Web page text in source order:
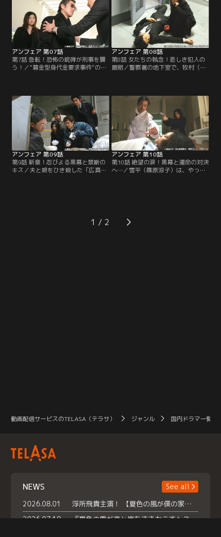
た。そんな中、雪平の娘・美央（向
井地美音）が誘拐された。雪平は上
司・安本（志賀廣太郎）に事実を伝
え極秘捜査を始める。しかし…。
関係者という線が浮上していた。夜
が明けた頃、犯人から雪平の携帯に
電話が入り「午前7時、東京タワー
下にある公衆電話へ行け」と告げ
る…。
アンフェア 第07話
第7話 急転！恐怖の銃弾が刑事を襲
う！／“募金型身代金要求事件”の犯
ろ、雪平（篠原涼子）の口座に募金
が続々と集まり、要求額の12億円を
突破した。すると今度は、集まった
金で「広真建設」の株を買えとの指
示が…。
アンフェア 第08話
第8話 女たちの執念！悲しき犯人の
最期／警察署の地下室で、牧村（木
雅也）は、犯人が警察内部の者で、
雪平の娘・美央（向井地美音）と牧
村の誘拐事件にも関連している可能
性が高いと推測する。
アンフェア 第09話
第9話 新章！忍びよる黒幕と禁断の
キス／夫と娘をひき殺した「広真建
設」の社長・広田（伊藤洋三郎）
真犯人は誘拐事件の共犯者だと断
定。警察内部の犯行という可能性が
アンフェア 第10話
第10話 絶望の涙！黒幕と運命の対決
へ…／雪平（篠原涼子）は、やって
きた蓮見のマンションで首を絞めら
官・三上（加藤雅也）から、連続殺
人事件の犯人が同一犯であることな
1
動画配信サービスのTELASA（テラサ） ジャンル 国内ドラマ一覧（
NEWS
See all
2026.08.01
浮所飛貴主演！ 【夏色の風が僕の家にやってきた】 本日よりテラサで独占配信スタート！
2026.07.18
『夏色の雲が恋と嵐をまきおこす』スペシャルメイキング 【Part1】2026年７月18日（土）23時30分～配信スタート！話題のシーンの裏側を大公開！豪華キャスト大集合！ 『武宮家 真夏の家族会議』開催！